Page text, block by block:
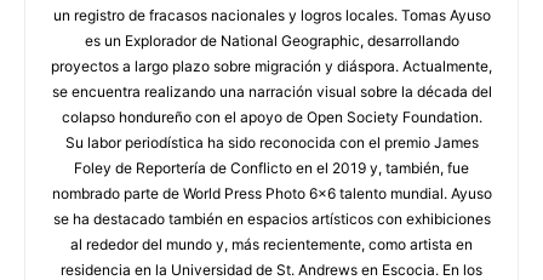
un registro de fracasos nacionales y logros locales. Tomas Ayuso
es un Explorador de National Geographic, desarrollando
proyectos a largo plazo sobre migración y diáspora. Actualmente,
se encuentra realizando una narración visual sobre la década del
colapso hondureño con el apoyo de Open Society Foundation.
Su labor periodística ha sido reconocida con el premio James
Foley de Reportería de Conflicto en el 2019 y, también, fue
nombrado parte de World Press Photo 6x6 talento mundial. Ayuso
se ha destacado también en espacios artísticos con exhibiciones
al rededor del mundo y, más recientemente, como artista en
residencia en la Universidad de St. Andrews en Escocia. En los